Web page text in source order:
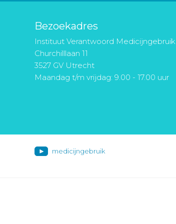
Bezoekadres
Instituut Verantwoord Medicijngebruik
Churchilllaan 11
3527 GV Utrecht
Maandag t/m vrijdag: 9.00 - 17.00 uur
medicijngebruik